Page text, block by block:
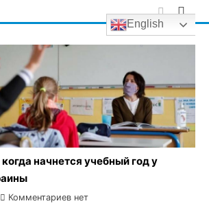
начнется учебный год у
Комментариев нет
English